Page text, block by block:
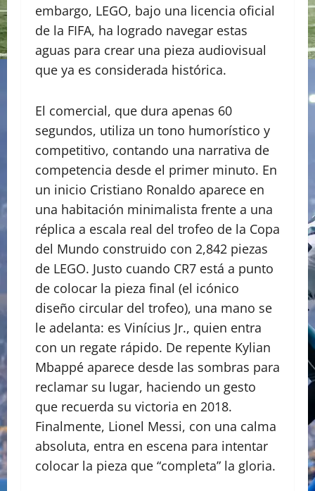
embargo, LEGO, bajo una licencia oficial
de la FIFA, ha logrado navegar estas
aguas para crear una pieza audiovisual
que ya es considerada histórica.
El comercial, que dura apenas 60
segundos, utiliza un tono humorístico y
competitivo, contando una narrativa de
competencia desde el primer minuto. En
un inicio Cristiano Ronaldo aparece en
una habitación minimalista frente a una
réplica a escala real del trofeo de la Copa
del Mundo construido con 2,842 piezas
de LEGO. Justo cuando CR7 está a punto
de colocar la pieza final (el icónico
diseño circular del trofeo), una mano se
le adelanta: es Vinícius Jr., quien entra
con un regate rápido. De repente Kylian
Mbappé aparece desde las sombras para
reclamar su lugar, haciendo un gesto
que recuerda su victoria en 2018.
Finalmente, Lionel Messi, con una calma
absoluta, entra en escena para intentar
colocar la pieza que “completa” la gloria.